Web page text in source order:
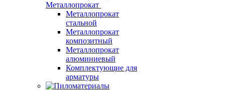
Металлопрокат
Металлопрокат
стальной
Металлопрокат
композитный
Металлопрокат
алюминиевый
Комплектующие для
арматуры